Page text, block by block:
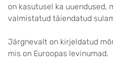
on kasutusel ka uuendused,
valmistatud täiendatud
Järgnevalt on kirjeldatud
mis on Euroopas levinumad.